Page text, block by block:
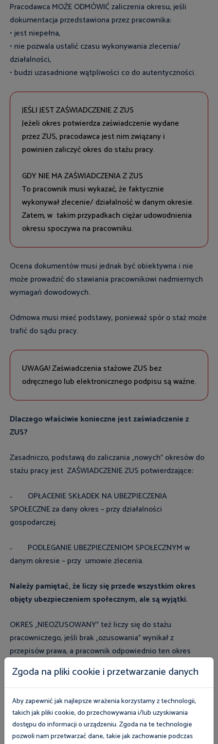
Pracodawca MOŻE ODMÓWIĆ zaliczenia okresu, jeśli
dokumentacja przedstawiona przez pracownika:
• jest niepełna,
• nie pozwala ustalić czasu wykonywania zlecenia/
działalności,
• budzi uzasadnione wątpliwości co do autentyczności.
JEŚLI JEST ZAŚWIADCZENIE Z ZUS
Jeżeli okres potwierdza zaświadczenie wydane
przez ZUS, pracodawca jest nim związany i
powinien zaliczyć okres do stażu pracy.
GDY NIE MA ZAŚWIADCZENIA Z ZUS
To pracownik musi wykazać, że faktycznie
wykonywał zlecenie/ działalność w danym okresie.
Zatem, w takim przypadkach ciężar udowodnienia
okresu spoczywa na pracowniku.
Ocena dokumentów musi jednak być obiektywna i nie
może prowadzić do stawiania pracownikowi nadmiernych
wymagań dowodowych.
Odmowa musi mieć podstawy, ponieważ spór o staż może
trafić do sądu pracy.
UWAGA! Zaświadczenia stażowe ZUS bez
odręcznego lub elektronicznego podpisu są ważne.
Dlaczego właściwie konieczne jest zaświadczenie z
ZUS?
Zasadniczo, podstawą do zaliczania „nowych” okresów do
stażu pracy jest ZAŚWIADCZENIE ZUS potwierdzające:
˗ OPŁACENIE SKŁADEK NA UBEZPIECZENIA
SPOŁECZNE za dany okres – przy działalności
gospodarczej.
˗ PODLEGANIE UBEZPIECZENIOM SPOŁECZNYM w
danym okresie – przy umowie zlecenia.
Należy pamiętać, że liczy się przede wszystkim okres
objęty ubezpieczeniem społecznym, ale są wyjątki.
OKRES „NIEOZUSOWANY” też liczy się do stażu
pracowniczego, jeśli brak „ozusowania” wynikał z
przepisów prawa, a pracownik odpowiednio ten okres
wykonywanie umowy zlecenia przez UCZNIA lub
STUDENTA do ukończenia 26 roku życia. Pomimo nie
podlegania ubezpieczeniom emerytalnemu i rentowym do
okresu zatrudnienia wlicza się też okres prowadzenia
działalności gospodarczej z „ULGĄ NA START”. Do okresu
Zgoda na pliki cookie i przetwarzanie danych
Aby zapewnić jak najlepsze wrażenia korzystamy z technologii,
takich jak pliki cookie, do przechowywania i/lub uzyskiwania
dostępu do informacji o urządzeniu. Zgoda na te technologie
pozwoli nam przetwarzać dane, takie jak zachowanie podczas